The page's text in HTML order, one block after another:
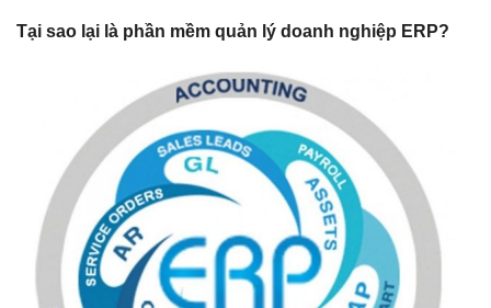
Tại sao lại là phần mềm quản lý doanh nghiệp ERP?